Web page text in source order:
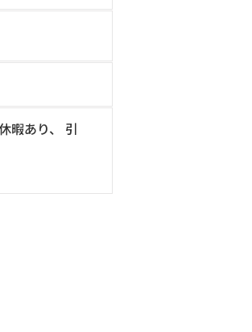
暇あり、 引